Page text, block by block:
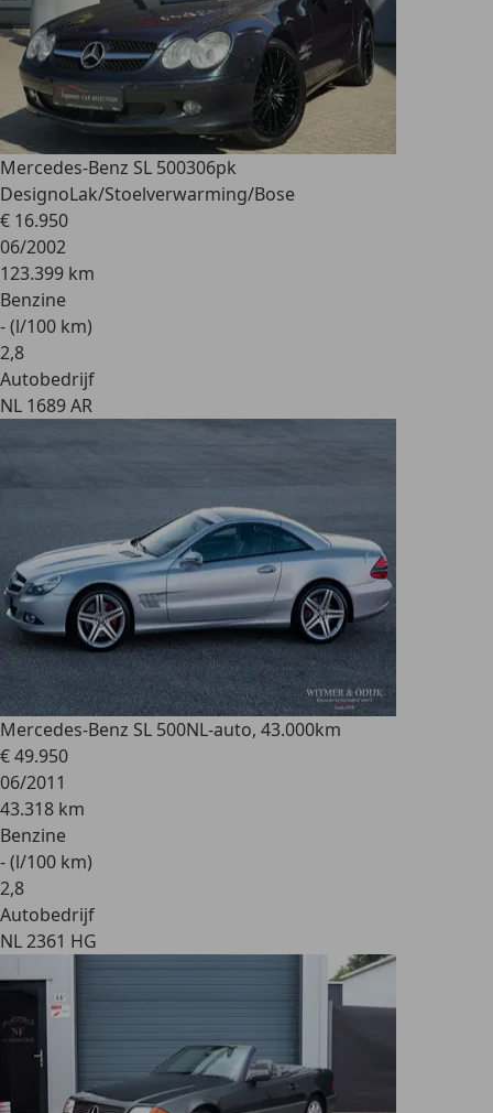
Mercedes-Benz SL 500306pk
DesignoLak/Stoelverwarming/Bose
€ 16.950
06/2002
123.399 km
Benzine
- (l/100 km)
2,8
Autobedrijf
NL 1689 AR
Mercedes-Benz SL 500NL-auto, 43.000km
€ 49.950
06/2011
43.318 km
Benzine
- (l/100 km)
2,8
Autobedrijf
NL 2361 HG